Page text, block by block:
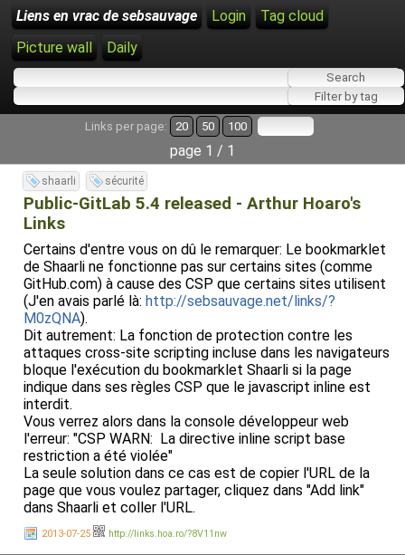
Liens en vrac de sebsauvage Login
Tag cloud
Picture wall
Daily
Links per page: 20 50 100
page 1 / 1
shaarli sécurité
Public-GitLab 5.4 released - Arthur Hoaro's
Links
Certains d'entre vous on dû le remarquer: Le bookmarklet
de Shaarli ne fonctionne pas sur certains sites (comme
GitHub.com) à cause des CSP que certains sites utilisent
(J'en avais parlé là: http://sebsauvage.net/links/?
M0zQNA).
Dit autrement: La fonction de protection contre les
attaques cross-site scripting incluse dans les navigateurs
bloque l'exécution du bookmarklet Shaarli si la page
indique dans ses règles CSP que le javascript inline est
interdit.
Vous verrez alors dans la console développeur web
l'erreur: "CSP WARN: La directive inline script base
restriction a été violée"
La seule solution dans ce cas est de copier l'URL de la
page que vous voulez partager, cliquez dans "Add link"
dans Shaarli et coller l'URL.
2013-07-25 http://links.hoa.ro/?8V11nw